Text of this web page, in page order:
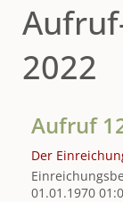
2022
Aufruf
Der
01.01.1970